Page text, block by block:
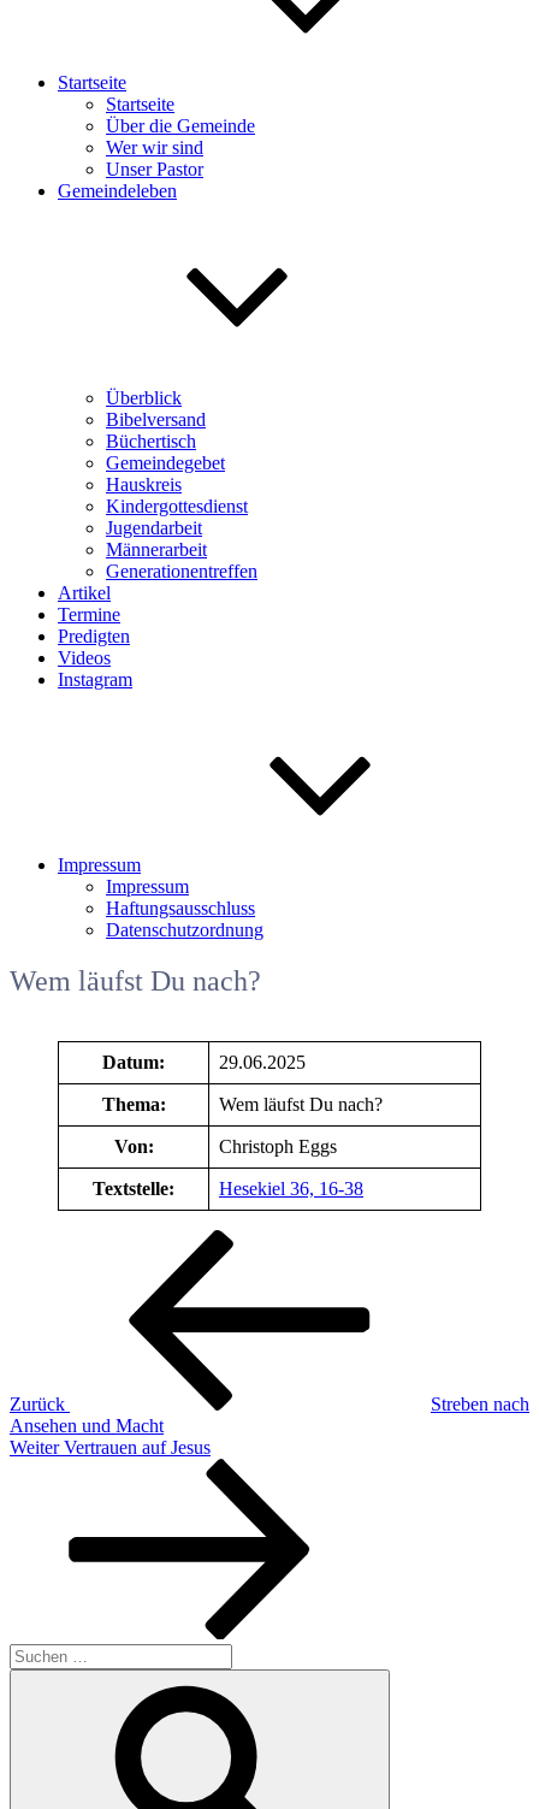
Startseite
Startseite
Über die Gemeinde
Wer wir sind
Unser Pastor
Gemeindeleben
Überblick
Bibelversand
Büchertisch
Gemeindegebet
Hauskreis
Kindergottesdienst
Jugendarbeit
Männerarbeit
Generationentreffen
Artikel
Termine
Predigten
Videos
Instagram
Impressum
Impressum
Haftungsausschluss
Datenschutzordnung
Wem läufst Du nach?
Datum: 29.06.2025
Thema: Wem läufst Du nach?
Von: Christoph Eggs
Textstelle: Hesekiel 36, 16-38
Beitragsnavigation
Zurück
Streben nach
Ansehen und Macht
Nächster
Weiter Vertrauen auf Jesus
Suchen
nach: